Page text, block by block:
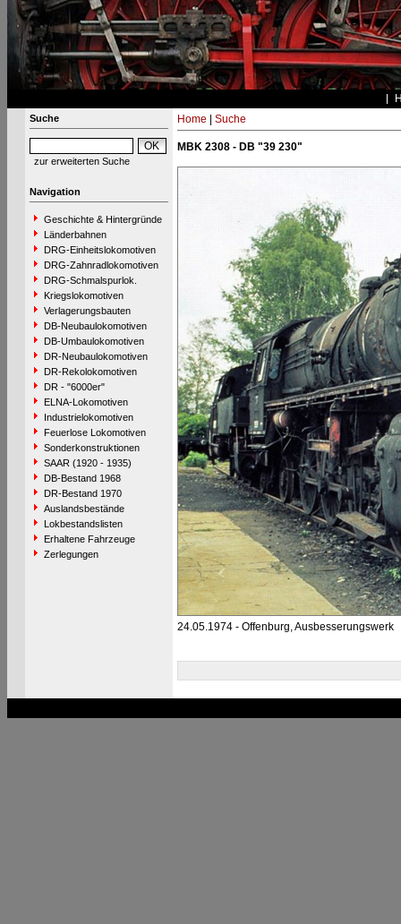
Suche
zur erweiterten Suche
Navigation
Geschichte & Hintergründe
Länderbahnen
DRG-Einheitslokomotiven
DRG-Zahnradlokomotiven
DRG-Schmalspurlok.
Kriegslokomotiven
Verlagerungsbauten
DB-Neubaulokomotiven
DB-Umbaulokomotiven
DR-Neubaulokomotiven
DR-Rekolokomotiven
DR - "6000er"
ELNA-Lokomotiven
Industrielokomotiven
Feuerlose Lokomotiven
Sonderkonstruktionen
SAAR (1920 - 1935)
DB-Bestand 1968
DR-Bestand 1970
Auslandsbestände
Lokbestandslisten
Erhaltene Fahrzeuge
Zerlegungen
Home Suche
MBK 2308 - DB "39 230"
24.05.1974 - Offenburg, Ausbesserungswerk